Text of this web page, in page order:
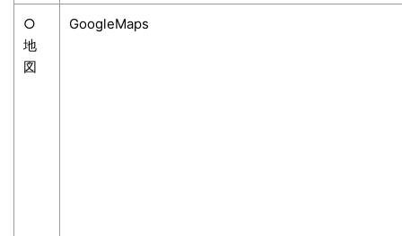
○
地
図
GoogleMaps